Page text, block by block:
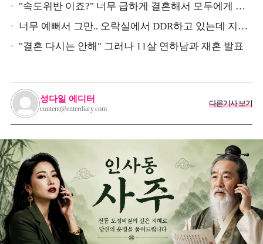
"속도위반 이죠?" 너무 급하게 결혼해서 모두에게 의
심 받았던 스타
너무 예뻐서 그만.. 오락실에서 DDR하고 있는데 지나
가던 이상민이 캐스팅했다는 연예인
"결혼 다시는 안해" 그러나 11살 연하남과 재혼 발표
성다일 에디터
content@enterdiary.com
다른기사 보기